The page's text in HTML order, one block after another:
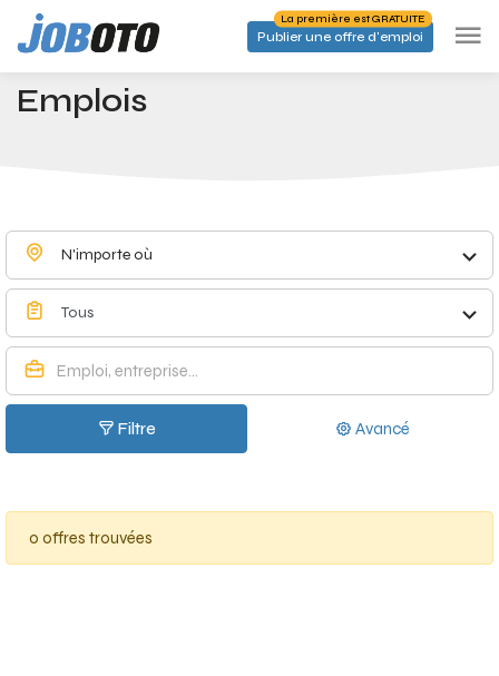
Skip to main content
Publier une offre d'emploi
La première est GRATUITE
Accueil Emplois à Eksel - Joboto
Emplois
N'importe où
Tous
Filtre Avancé
0 offres trouvées